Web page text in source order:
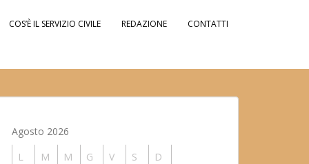
COS’È IL SERVIZIO CIVILE REDAZIONE CONTATTI
Agosto 2026
L
M M G V S
D